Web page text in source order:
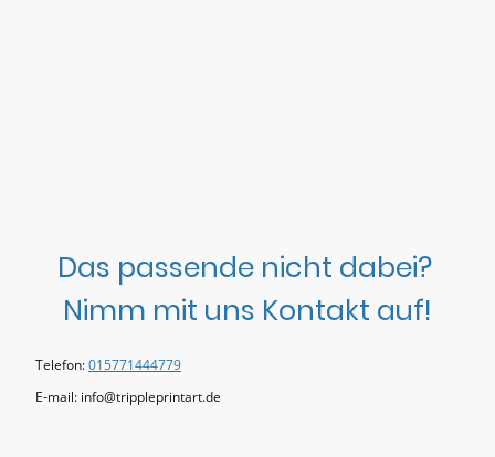
Das passende nicht dabei?
Nimm mit uns Kontakt auf!
Telefon:015771444779
E-mail: info@trippleprintart.de